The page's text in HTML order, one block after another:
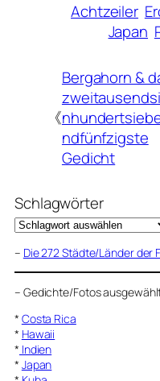
Achtzeiler
Japan
《
Bergahorn &
ndfünfzigste
Gedicht
Schlagwörter
– Die 272 Städte/Länder der
– Gedichte/Fotos
* Costa Rica
* Hawaii
* Indien
* Japan